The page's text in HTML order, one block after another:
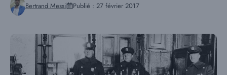
Bertrand Messi Publié : 27 février 2017